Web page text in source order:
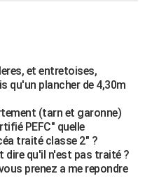
et entretoises,
qu'un plancher de 4,30m
(tarn et garonne)
PEFC" quelle
traité classe 2" ?
dire qu'il n'est pas traité ?
prenez a me repondre